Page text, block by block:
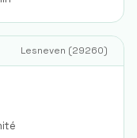
Lesneven (29260)